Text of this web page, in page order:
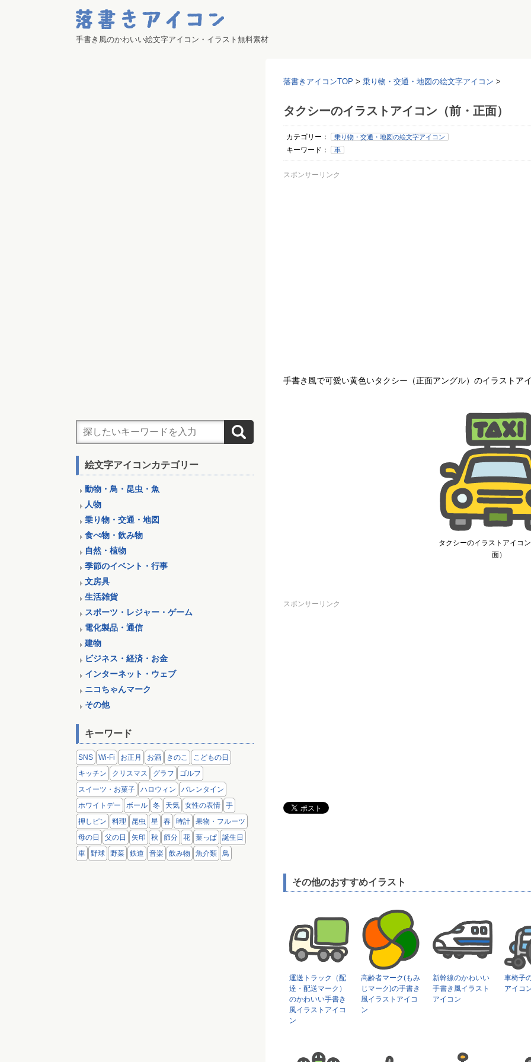
手書き風のかわいい絵文字アイコン・イラスト無料素材
落書きアイコンTOP > 乗り物・交通・地図の絵文字アイコン >
タクシーのイラストアイコン（前・正面）
カテゴリー： 乗り物・交通・地図の絵文字アイコン
キーワード： 車
スポンサーリンク
手書き風で可愛い黄色いタクシー（正面アングル）のイラストア
タクシーのイラストアイコ
面）
スポンサーリンク
その他のおすすめイラスト
運送トラック（配
達・配送マーク）
のかわいい手書き
風イラストアイコ
ン
高齢者マーク(もみ
じマーク)の手書き
風イラストアイコ
ン
新幹線のかわいい
手書き風イラスト
アイコン
車椅子
アイコ
絵文字アイコンカテゴリー
動物・鳥・昆虫・魚
人物
乗り物・交通・地図
食べ物・飲み物
自然・植物
季節のイベント・行事
文房具
生活雑貨
スポーツ・レジャー・ゲーム
電化製品・通信
建物
ビジネス・経済・お金
インターネット・ウェブ
ニコちゃんマーク
その他
キーワード
SNS Wi-Fi お正月 お酒 きのこ
こどもの日
キッチン
クリスマス グラフ
ゴルフ
スイーツ・お菓子
ハロウィン
バレンタイン
ホワイトデー
ボール 冬 天気 女性の表情
手
押しピン
料理 昆虫 星 春 時計
果物・フルーツ
母の日
父の日 矢印 秋 節分 花 葉っぱ
誕生日
車
野球 野菜 鉄道 音楽 飲み物 魚介類 鳥